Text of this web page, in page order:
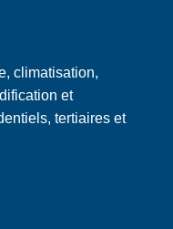
climatisation,
et
tertiaires et